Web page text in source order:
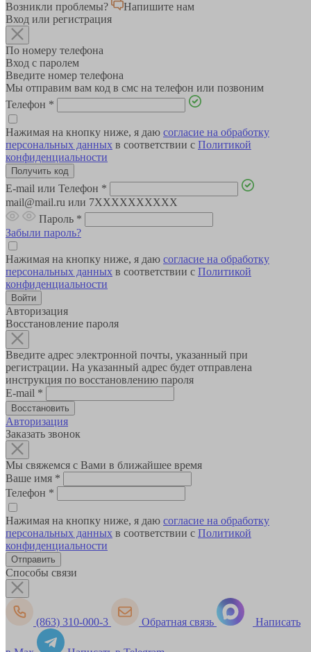
Возникли проблемы?
Напишите нам
Вход или регистрация
По номеру телефона
Вход с паролем
Введите номер телефона
Мы отправим вам код в смс на телефон или позвоним
Телефон *
Нажимая на кнопку ниже, я даю согласие на обработку
персональных данных в соответствии с Политикой
конфиденциальности
E-mail или Телефон *
mail@mail.ru или 7XXXXXXXXXX
Пароль *
Забыли пароль?
Нажимая на кнопку ниже, я даю согласие на обработку
персональных данных в соответствии с Политикой
конфиденциальности
Авторизация
Восстановление пароля
Введите адрес электронной почты, указанный при
регистрации. На указанный адрес будет отправлена
инструкция по восстановлению пароля
E-mail *
Авторизация
Заказать звонок
Мы свяжемся с Вами в ближайшее время
Ваше имя *
Телефон *
Нажимая на кнопку ниже, я даю согласие на обработку
персональных данных в соответствии с Политикой
конфиденциальности
Способы связи
(863) 310-000-3 Обратная связь Написать